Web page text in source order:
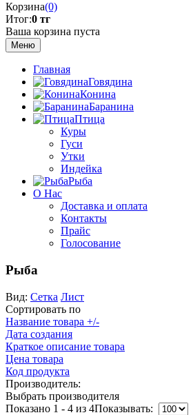
Корзина(0)
Итог:0 тг
Ваша корзина пуста
Меню
Главная
Говядина
Конина
Баранина
Птица
Куры
Гуси
Утки
Индейка
Рыба
О Нас
Доставка и оплата
Контакты
Прайс
Голосование
Рыба
Вид: Сетка Лист
Сортировать по
Название товара +/-
Дата создания
Краткое описание товара
Цена товара
Код продукта
Производитель:
Выбрать производителя
Показано 1 - 4 из 4Показывать: